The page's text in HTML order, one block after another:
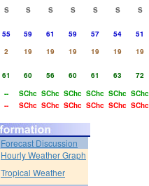
S S S S S S S
55 59 61 59 57 54 51
2 19 19 19 19 19 19
61 60 56 60 61 63 72
-- SChc SChc SChc SChc SChc SChc
-- SChc SChc SChc SChc SChc SChc
Forecast Discussion
Hourly Weather Graph
Tropical Weather